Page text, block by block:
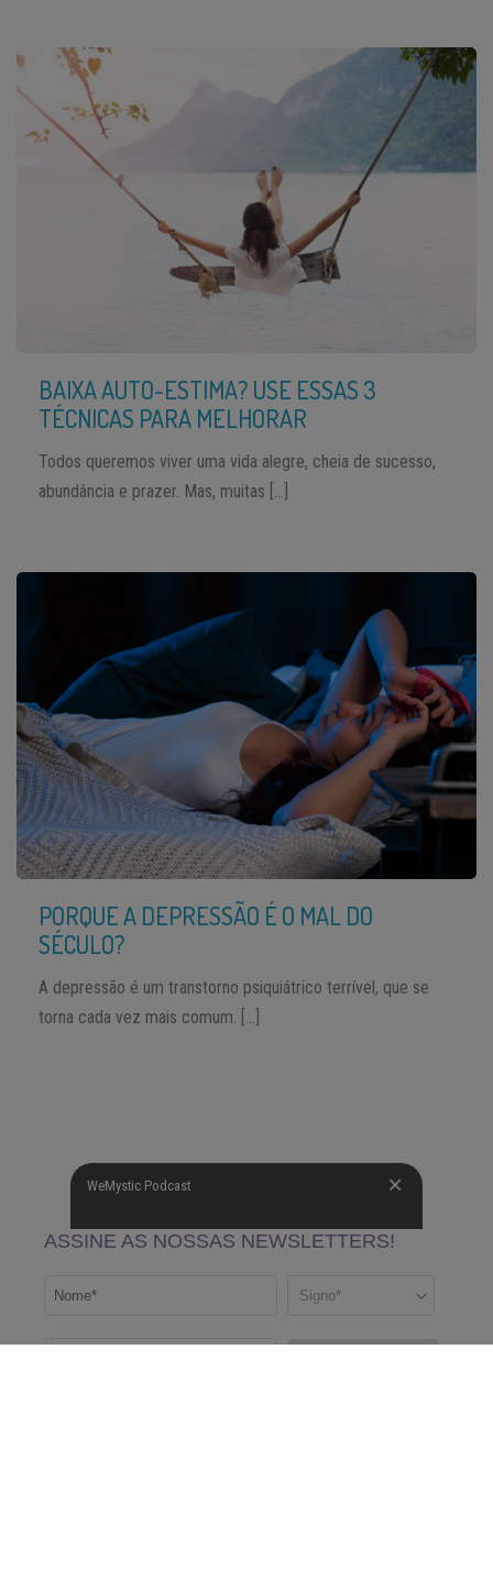
BAIXA AUTO-ESTIMA? USE ESSAS 3
TÉCNICAS PARA MELHORAR
Todos queremos viver uma vida alegre, cheia de sucesso,
abundância e prazer. Mas, muitas […]
PORQUE A DEPRESSÃO É O MAL DO
SÉCULO?
A depressão é um transtorno psiquiátrico terrível, que se
torna cada vez mais comum. […]
WeMystic Podcast